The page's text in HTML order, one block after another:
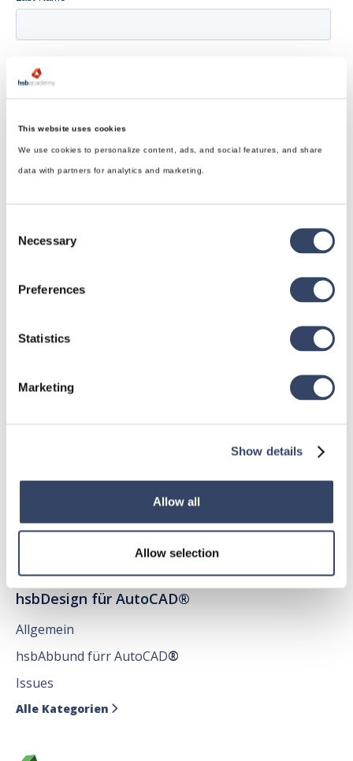
This website uses cookies
We use cookies to personalize content, ads, and social features, and share
data with partners for analytics and marketing.
Selection
Necessary
Preferences
Statistics
Marketing
Show details
Allow all
Allow selection
hsbDesign für AutoCAD®
Allgemein
hsbAbbund fürr AutoCAD®
Issues
Alle Kategorien 